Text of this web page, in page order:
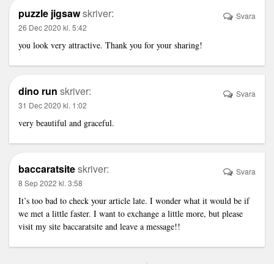
puzzle jigsawskriver:
26 Dec 2020 kl. 5:42
you look very attractive. Thank you for your sharing!
Svara
dino run skriver:
31 Dec 2020 kl. 1:02
very beautiful and graceful.
Svara
baccaratsiteskriver:
8 Sep 2022 kl. 3:58
It’s too bad to check your article late. I wonder what it would be if
we met a little faster. I want to exchange a little more, but please
visit my site baccaratsite and leave a message!!
Svara